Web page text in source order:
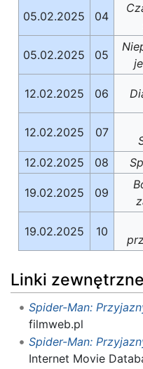
05.02.2025 04
05.02.2025 05
12.02.2025 06
12.02.2025 07
12.02.2025
08
19.02.2025 09
19.02.2025 10
Linki zewnętrzne
Spider-Man:
filmweb.pl
Spider-Man:
Internet Movie